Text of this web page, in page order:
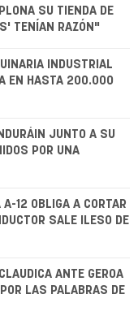
SU TIENDA DE
TENÍAN RAZÓN"
INDUSTRIAL
EN HASTA 200.000
JUNTO A SU
POR UNA
A-12 OBLIGA A CORTAR
SALE ILESO DE
ANTE GEROA
LAS PALABRAS DE